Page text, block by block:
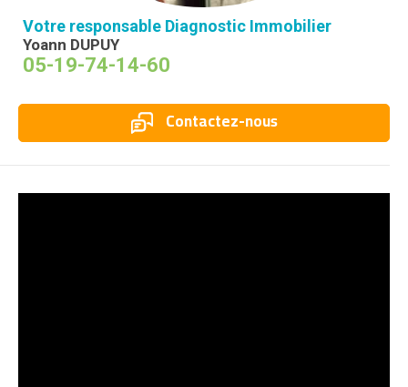
Votre responsable Diagnostic Immobilier
Yoann DUPUY
05-19-74-14-60
Contactez-nous